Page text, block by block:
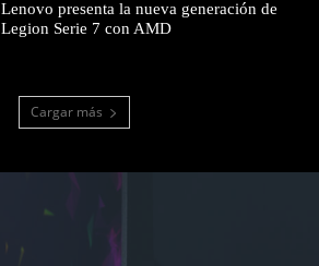
Lenovo presenta la nueva generación de
Legion Serie 7 con AMD
Cargar más